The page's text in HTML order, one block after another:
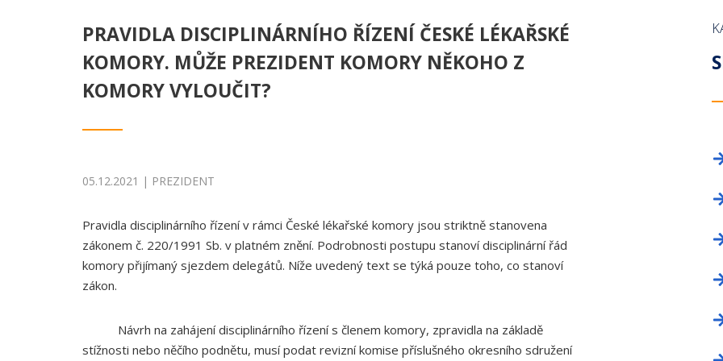
LICENČNÍ
ZAHRANIČNÍ
PROFESNÍ
DELEGÁTI SJEZDUKNIHOVNA ZDRAVOTNICKÉ LEGISLATIVY
PRŮKAZ ČLENA ČLK
PRAVIDLA DISCIPLINÁRNÍHO ŘÍZENÍ ČESKÉ LÉKAŘSKÉ
KOMORY. MŮŽE PREZIDENT KOMORY NĚKOHO Z
KOMORY VYLOUČIT?
05.12.2021 | PREZIDENT
Pravidla disciplinárního řízení v rámci České lékařské komory jsou striktně stanovena
zákonem č. 220/1991 Sb. v platném znění. Podrobnosti postupu stanoví disciplinární řád
komory přijímaný sjezdem delegátů. Níže uvedený text se týká pouze toho, co stanoví
zákon.
Návrh na zahájení disciplinárního řízení s členem komory, zpravidla na základě
stížnosti nebo něčího podnětu, musí podat revizní komise příslušného okresního sdružení